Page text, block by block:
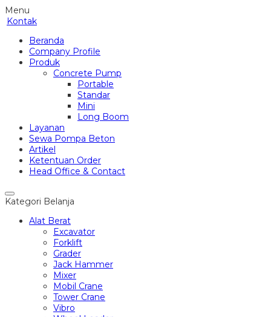
Menu
Kontak
Beranda
Company Profile
Produk
Concrete Pump
Portable
Standar
Mini
Long Boom
Layanan
Sewa Pompa Beton
Artikel
Ketentuan Order
Head Office & Contact
Kategori Belanja
Alat Berat
Excavator
Forklift
Grader
Jack Hammer
Mixer
Mobil Crane
Tower Crane
Vibro